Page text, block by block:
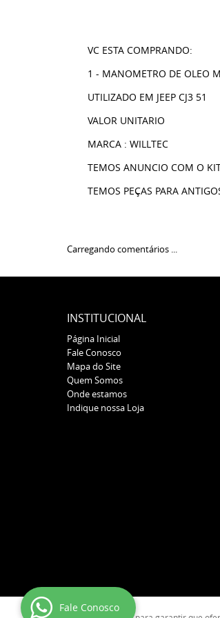
VC ESTA COMPRANDO:
1 - MANOMETRO DE OLEO
UTILIZADO EM JEEP CJ3 51
VALOR UNITARIO
MARCA : WILLTEC
TEMOS ANUNCIO COM O
TEMOS PEÇAS PARA
Carregando comentários ...
INSTITUCIONAL
Página Inicial
Fale Conosco
Mapa do Site
Quem Somos
Onde estamos
Indique nossa Loja
Fale Conosco